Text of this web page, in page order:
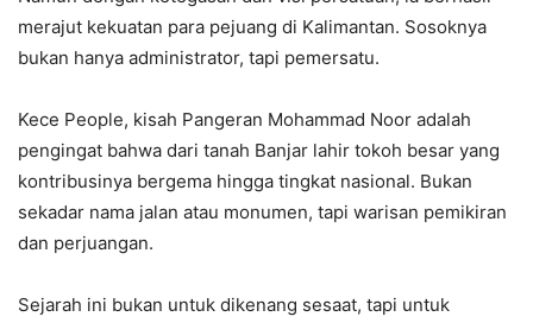
merajut kekuatan para pejuang di Kalimantan. Sosoknya
bukan hanya administrator, tapi pemersatu.
Kece People, kisah Pangeran Mohammad Noor adalah
pengingat bahwa dari tanah Banjar lahir tokoh besar yang
kontribusinya bergema hingga tingkat nasional. Bukan
sekadar nama jalan atau monumen, tapi warisan pemikiran
dan perjuangan.
Sejarah ini bukan untuk dikenang sesaat, tapi untuk